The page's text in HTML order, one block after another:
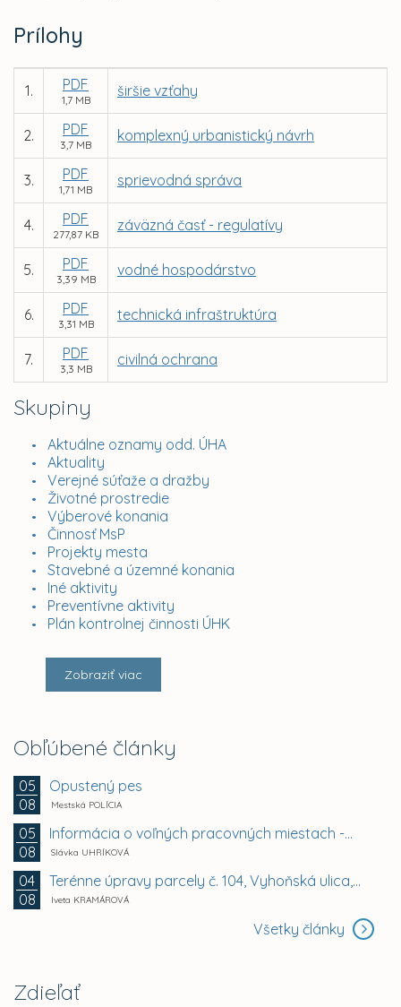
Skupiny
Aktuálne oznamy odd. ÚHA
Aktuality
Verejné súťaže a dražby
Životné prostredie
Výberové konania
Činnosť MsP
Projekty mesta
Stavebné a územné konania
Iné aktivity
Preventívne aktivity
Plán kontrolnej činnosti ÚHK
Zobraziť viac
Obľúbené články
05
08
Opustený pes
Mestská POLÍCIA
05
08
Informácia o voľných pracovných miestach -...
Slávka UHRÍKOVÁ
04
08
Terénne úpravy parcely č. 104, Vyhoňská ulica,...
Iveta KRAMÁROVÁ
Všetky články
Zdieľať
Prílohy
1. PDF
1,7 MB
širšie vzťahy
2. PDF
3,7 MB
komplexný urbanistický návrh
3. PDF
1,71 MB
sprievodná správa
4. PDF
277,87 KB
záväzná časť - regulatívy
5. PDF
3,39 MB
vodné hospodárstvo
6. PDF
3,31 MB
technická infraštruktúra
7. PDF
3,3 MB
civilná ochrana